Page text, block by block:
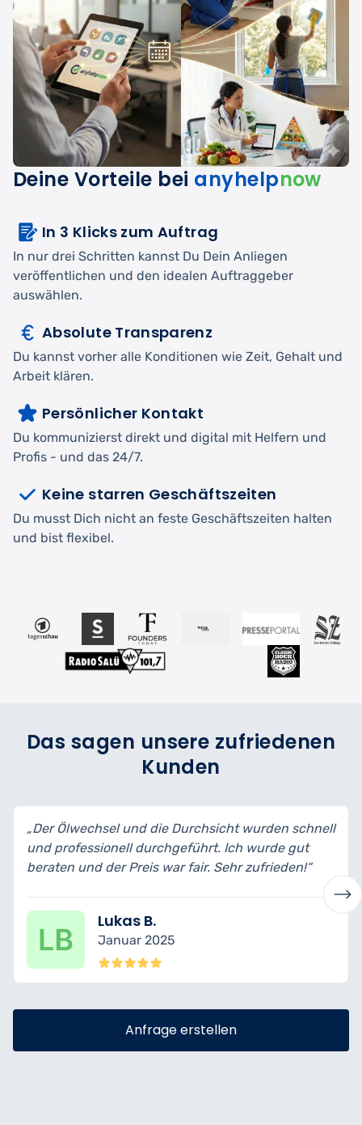
Deine Vorteile bei anyhelpnow
In 3 Klicks zum Auftrag
In nur drei Schritten kannst Du Dein Anliegen
veröffentlichen und den idealen Auftraggeber
auswählen.
Absolute Transparenz
Du kannst vorher alle Konditionen wie Zeit, Gehalt und
Arbeit klären.
Persönlicher Kontakt
Du kommunizierst direkt und digital mit Helfern und
Profis - und das 24/7.
Keine starren Geschäftszeiten
Du musst Dich nicht an feste Geschäftszeiten halten
und bist flexibel.
Das sagen unsere zufriedenen
Kunden
„Der Ölwechsel und die Durchsicht wurden schnell
und professionell durchgeführt. Ich wurde gut
beraten und der Preis war fair. Sehr zufrieden!“
Lukas B.
Januar 2025
Anfrage erstellen